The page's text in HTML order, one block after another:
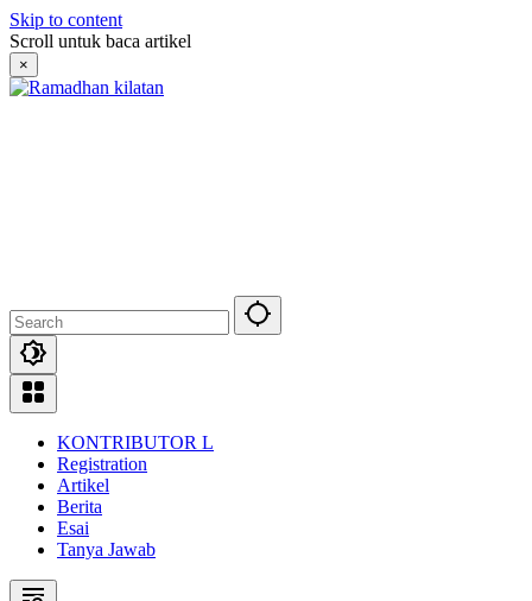
Skip to content
Scroll untuk baca artikel
×
KONTRIBUTOR L
Registration
Artikel
Berita
Esai
Tanya Jawab